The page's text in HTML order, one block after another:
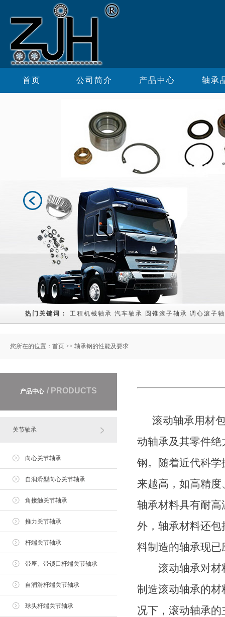
首页 公司简介 产品中心 轴承
热门关键词： 工程机械轴承 汽车轴承 圆锥滚子轴承 调心滚子
您所在的位置： 首页 >> 轴承钢的性能及要求
产品中心 / PRODUCTS
关节轴承
向心关节轴承
自润滑型向心关节轴承
角接触关节轴承
推力关节轴承
杆端关节轴承
带座、带锁口杆端关节轴承
自润滑杆端关节轴承
球头杆端关节轴承
滚动轴承用材包
动轴承及其零件
钢。随着近代科
来越高，如高精
轴承材料具有耐
外，轴承材料还
料制造的轴承现
滚动轴承对材料
制造滚动轴承的
况下，滚动轴承